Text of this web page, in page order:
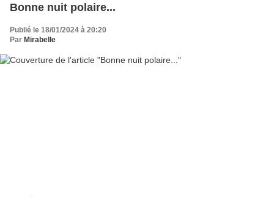
Bonne nuit polaire...
Publié le 18/01/2024 à 20:20
Par Mirabelle